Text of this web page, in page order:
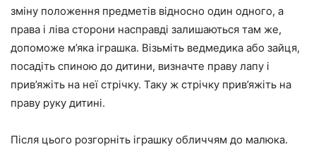
зміну положення предметів відносно один одного, а
права і ліва сторони насправді залишаються там же,
допоможе м’яка іграшка. Візьміть ведмедика або зайця,
посадіть спиною до дитини, визначте праву лапу і
прив’яжіть на неї стрічку. Таку ж стрічку прив’яжіть на
праву руку дитині.
Після цього розгорніть іграшку обличчям до малюка.